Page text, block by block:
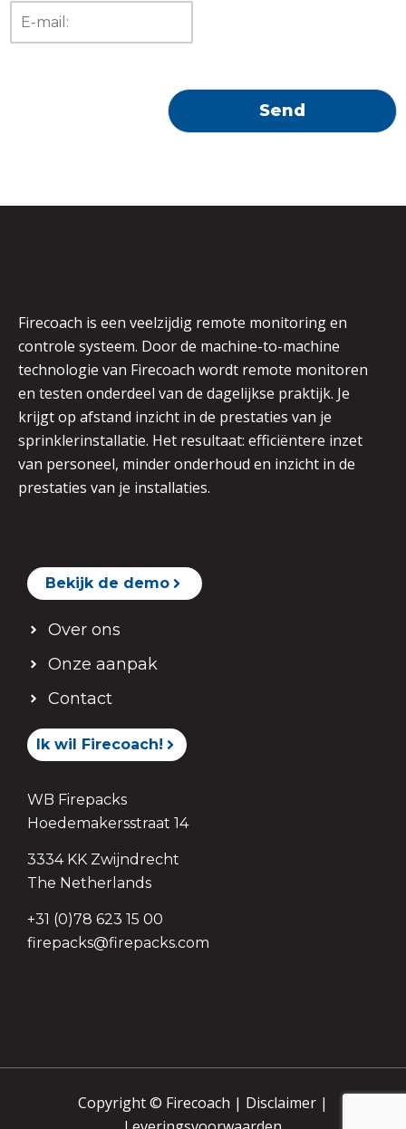
m
a
s
Send
Firecoach is een veelzijdig remote monitoring en
controle systeem. Door de machine-to-machine
technologie van Firecoach wordt remote monitoren
en testen onderdeel van de dagelijkse praktijk. Je
krijgt op afstand inzicht in de prestaties van je
sprinklerinstallatie. Het resultaat: efficiëntere inzet
van personeel, minder onderhoud en inzicht in de
prestaties van je installaties.
Bekijk de demo
Over ons
Onze aanpak
Contact
Ik wil Firecoach!
WB Firepacks
Hoedemakersstraat 14
3334 KK Zwijndrecht
The Netherlands
+31 (0)78 623 15 00
firepacks@firepacks.com
Copyright © Firecoach | Disclaimer |